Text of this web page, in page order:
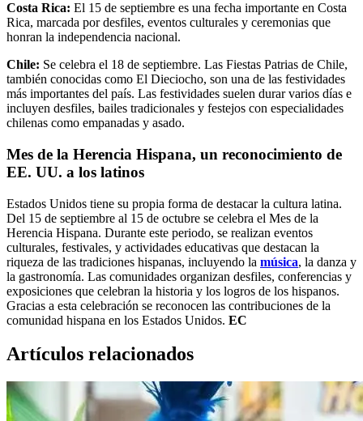
Costa Rica: El 15 de septiembre es una fecha importante en Costa
Rica, marcada por desfiles, eventos culturales y ceremonias que
honran la independencia nacional.
Chile: Se celebra el 18 de septiembre. Las Fiestas Patrias de Chile,
también conocidas como El Dieciocho, son una de las festividades
más importantes del país. Las festividades suelen durar varios días e
incluyen desfiles, bailes tradicionales y festejos con especialidades
chilenas como empanadas y asado.
Mes de la Herencia Hispana, un reconocimiento de
EE. UU. a los latinos
Estados Unidos tiene su propia forma de destacar la cultura latina.
Del 15 de septiembre al 15 de octubre se celebra el Mes de la
Herencia Hispana. Durante este periodo, se realizan eventos
culturales, festivales, y actividades educativas que destacan la
riqueza de las tradiciones hispanas, incluyendo la música, la danza y
la gastronomía. Las comunidades organizan desfiles, conferencias y
exposiciones que celebran la historia y los logros de los hispanos.
Gracias a esta celebración se reconocen las contribuciones de la
comunidad hispana en los Estados Unidos. EC
Artículos relacionados